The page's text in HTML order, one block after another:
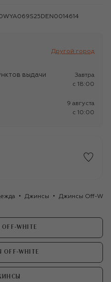
0WYA069S25DEN0014614
Другой город
выдачи
Завтра
c 18:00
9 августа
c 10:00
Джинсы Джинсы Off-
WHITE
WHITE